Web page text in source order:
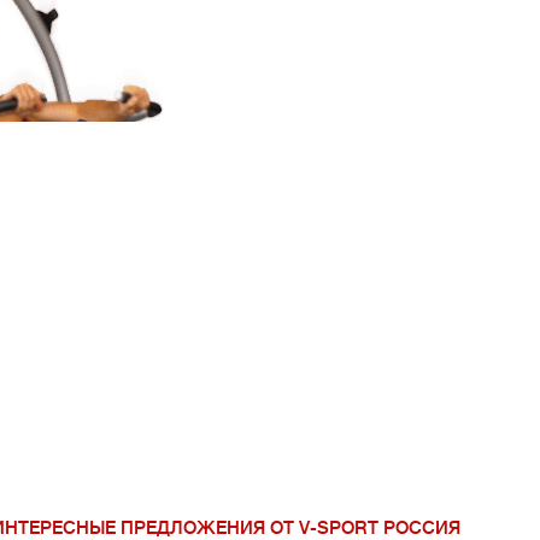
ПРЕДЛОЖЕНИЯ ОТ V-SPORT РОССИЯ